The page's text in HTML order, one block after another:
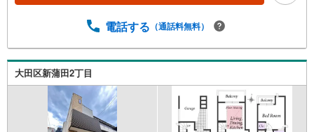
電話する （通話料無料）
大田区新蒲田2丁目